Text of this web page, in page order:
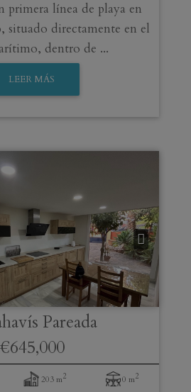
primera línea de playa en
situado directamente en el
dentro de ...
LEER MÁS
Pareada
€645,000
203 m2 0 m2